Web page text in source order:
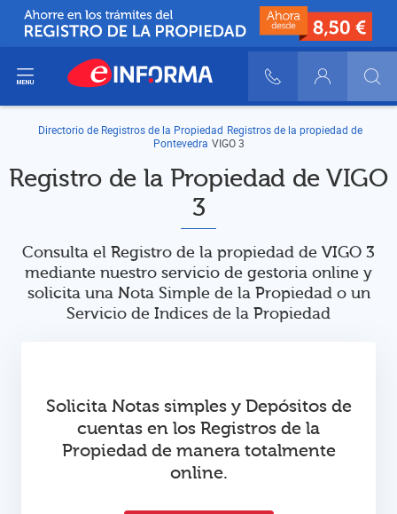
900 10 30 20
Login
del menú
Directorio de Registros de la Propiedad Registros de la propiedad de
Pontevedra VIGO 3
Registro de la Propiedad de VIGO
3
Consulta el Registro de la propiedad de VIGO 3
mediante nuestro servicio de gestoria online y
solicita una Nota Simple de la Propiedad o un
Servicio de Indices de la Propiedad
Solicita Notas simples y Depósitos de
cuentas en los Registros de la
Propiedad de manera totalmente
online.